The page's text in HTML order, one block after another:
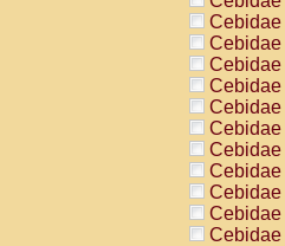
Cebidae
Cebidae
Cebidae
Cebidae
Cebidae
Cebidae
Cebidae
Cebidae
Cebidae
Cebidae
Cebidae